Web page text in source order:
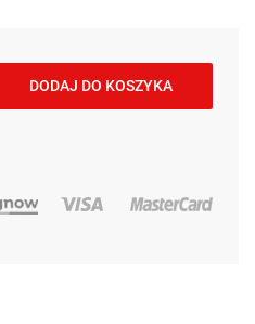
DODAJ DO KOSZYKA